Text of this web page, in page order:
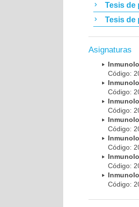
Tesis de
Tesis de
Asignaturas
Código:
Código:
Código:
Código:
Código:
Código:
Código: